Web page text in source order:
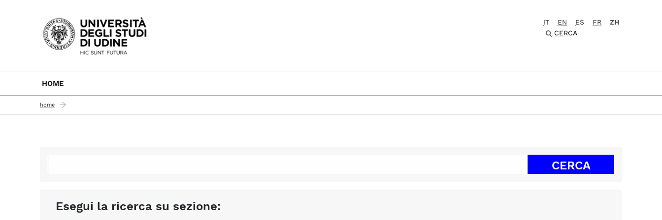
Passa al contenuto principale
IT EN ES FR
ZH
CERCA
HOME
home
Esegui la ricerca su sezione: